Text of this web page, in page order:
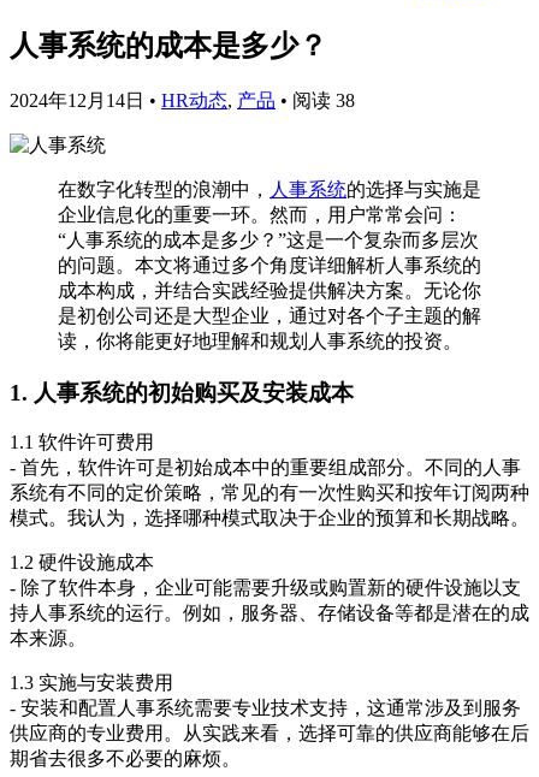
人事系统的成本是多少？
2024年12月14日 • HR动态, 产品 • 阅读 38
在数字化转型的浪潮中， 人事系统的选择与实施是
企业信息化的重要一环。然而，用户常常会问：
“人事系统的成本是多少？”这是一个复杂而多层次
的问题。本文将通过多个角度详细解析人事系统的
成本构成，并结合实践经验提供解决方案。无论你
是初创公司还是大型企业，通过对各个子主题的解
读，你将能更好地理解和规划人事系统的投资。
1. 人事系统的初始购买及安装成本
1.1 软件许可费用
- 首先，软件许可是初始成本中的重要组成部分。不同的人事
系统有不同的定价策略，常见的有一次性购买和按年订阅两种
模式。我认为，选择哪种模式取决于企业的预算和长期战略。
1.2 硬件设施成本
- 除了软件本身，企业可能需要升级或购置新的硬件设施以支
持人事系统的运行。例如，服务器、存储设备等都是潜在的成
本来源。
1.3 实施与安装费用
- 安装和配置人事系统需要专业技术支持，这通常涉及到服务
供应商的专业费用。从实践来看，选择可靠的供应商能够在后
期省去很多不必要的麻烦。